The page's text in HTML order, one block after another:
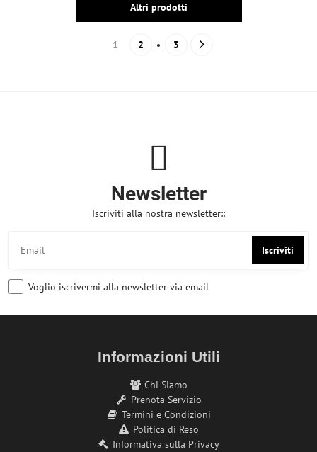
Altri prodotti
1 2 3
Newsletter
Iscriviti alla nostra newsletter::
Iscriviti
Voglio iscrivermi alla newsletter via email
Informazioni Utili
Chi Siamo
Prenota Servizio
Termini e Condizioni
Politica di Reso
Informativa sulla Privacy